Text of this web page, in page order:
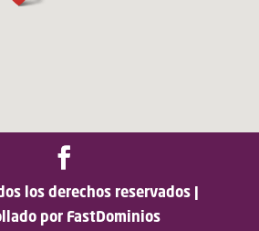
los derechos reservados |
por FastDominios